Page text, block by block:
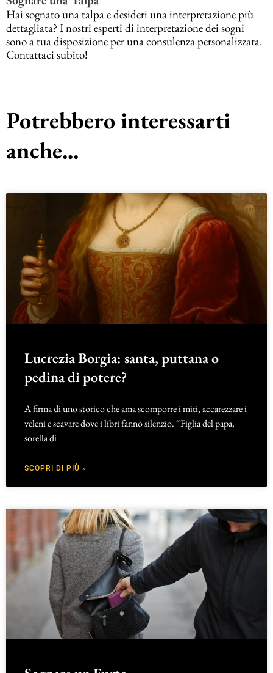
Hai sognato una talpa e desideri una interpretazione più
dettagliata? I nostri esperti di interpretazione dei sogni
sono a tua disposizione per una consulenza personalizzata.
Contattaci subito!
Potrebbero interessarti
anche...
Lucrezia Borgia: santa, puttana o
pedina di potere?
A firma di uno storico che ama scomporre i miti, accarezzare i
veleni e scavare dove i libri fanno silenzio. “Figlia del papa,
sorella di
SCOPRI DI PIÙ »